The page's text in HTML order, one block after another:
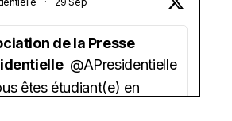
de la Presse
@APresidentielle
êtes étudiant(e) en